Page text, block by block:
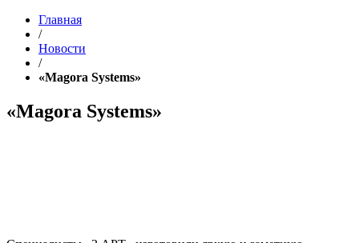
Главная
/
Новости
/
«Magora Systems»
«Magora Systems»